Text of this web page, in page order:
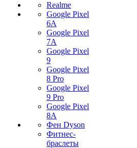
Realme
Google Pixel
6A
Google Pixel
7А
Google Pixel
9
Google Pixel
8 Pro
Google Pixel
9 Pro
Google Pixel
8A
Фен Dyson
Фитнес-
браслеты